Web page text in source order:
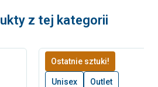
z tej kategorii
Ostatnie sztuki!
Unisex Outlet